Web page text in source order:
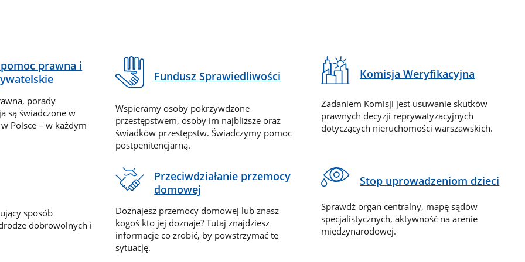
prawna i
porady
są świadczone w
Polsce – w każdym
Fundusz Sprawiedliwości
Wspieramy osoby pokrzywdzone
przestępstwem, osoby im najbliższe oraz
świadków przestępstw. Świadczymy pomoc
postpenitencjarną.
Komisja Weryfikacyjna
Zadaniem Komisji jest usuwanie skutków
prawnych decyzji reprywatyzacyjnych
dotyczących nieruchomości warszawskich.
sposób
dobrowolnych i
Przeciwdziałanie przemocy
domowej
Doznajesz przemocy domowej lub znasz
kogoś kto jej doznaje? Tutaj znajdziesz
informacje co zrobić, by powstrzymać tę
sytuację.
Stop uprowadzeniom dzieci
Sprawdź organ centralny, mapę sądów
specjalistycznych, aktywność na arenie
międzynarodowej.